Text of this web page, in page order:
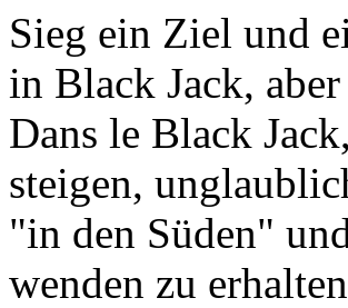
Sieg ein Ziel und
in Black Jack,
Dans le Black
steigen,
"in den Süden"
wenden zu